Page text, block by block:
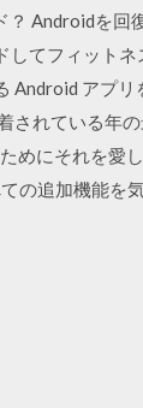
Androidを回
てフィット
Android アプ
されている年
めにそれを愛
の追加機能を